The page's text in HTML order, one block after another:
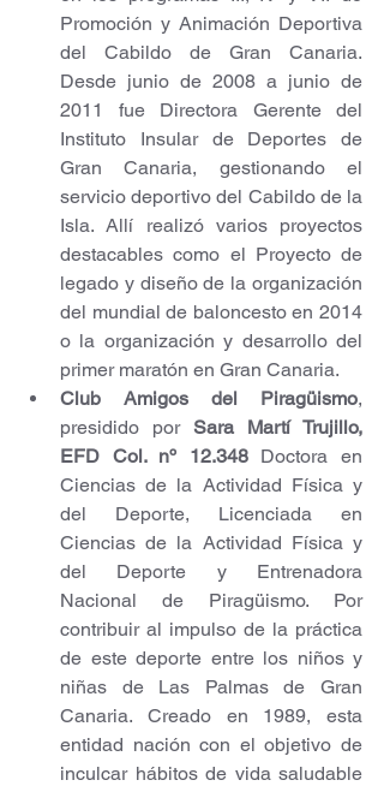
Promoción y Animación Deportiva
del Cabildo de Gran Canaria.
Desde junio de 2008 a junio de
2011 fue Directora Gerente del
Instituto Insular de Deportes de
Gran Canaria, gestionando el
servicio deportivo del Cabildo de la
Isla. Allí realizó varios proyectos
destacables como el Proyecto de
legado y diseño de la organización
del mundial de baloncesto en 2014
o la organización y desarrollo del
primer maratón en Gran Canaria.
Club Amigos del Piragüismo,
presidido por Sara Martí Trujillo,
EFD Col. nº 12.348 Doctora en
Ciencias de la Actividad Física y
del Deporte, Licenciada en
Ciencias de la Actividad Física y
del Deporte y Entrenadora
Nacional de Piragüismo. Por
contribuir al impulso de la práctica
de este deporte entre los niños y
niñas de Las Palmas de Gran
Canaria. Creado en 1989, esta
entidad nación con el objetivo de
inculcar hábitos de vida saludable